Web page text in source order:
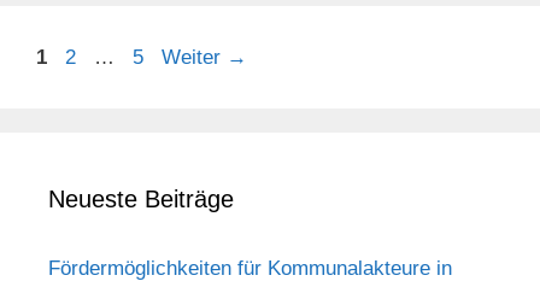
1 2 … 5 Weiter →
Neueste Beiträge
Fördermöglichkeiten für Kommunalakteure in